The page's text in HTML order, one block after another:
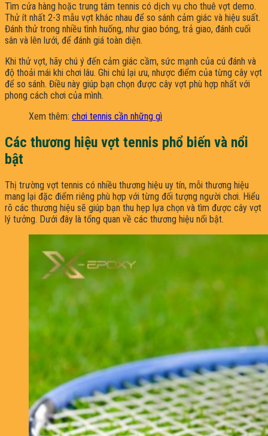
Tìm cửa hàng hoặc trung tâm tennis có dịch vụ cho thuê vợt demo.
Thử ít nhất 2-3 mẫu vợt khác nhau để so sánh cảm giác và hiệu suất.
Đánh thử trong nhiều tình huống, như giao bóng, trả giao, đánh cuối
sân và lên lưới, để đánh giá toàn diện.
Khi thử vợt, hãy chú ý đến cảm giác cầm, sức mạnh của cú đánh và
độ thoải mái khi chơi lâu. Ghi chú lại ưu, nhược điểm của từng cây vợt
để so sánh. Điều này giúp bạn chọn được cây vợt phù hợp nhất với
phong cách chơi của mình.
Xem thêm: chơi tennis cần những gì
Các thương hiệu vợt tennis phổ biến và nổi
bật
Thị trường vợt tennis có nhiều thương hiệu uy tín, mỗi thương hiệu
mang lại đặc điểm riêng phù hợp với từng đối tượng người chơi. Hiểu
rõ các thương hiệu sẽ giúp bạn thu hẹp lựa chọn và tìm được cây vợt
lý tưởng. Dưới đây là tổng quan về các thương hiệu nổi bật.